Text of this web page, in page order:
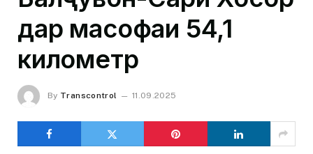
дар масофаи 54,1
километр
By Transcontrol 11.09.2025